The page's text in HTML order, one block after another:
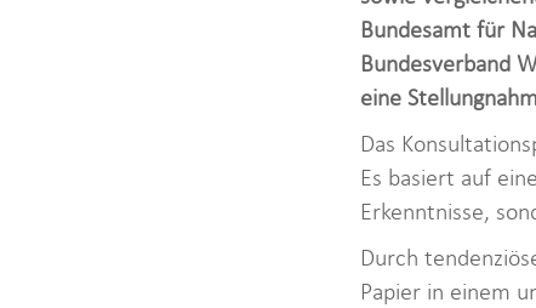
Bundesamt für
Bundesverband
eine
Das
Es basiert auf
Erkenntnisse,
Durch
Papier in einem